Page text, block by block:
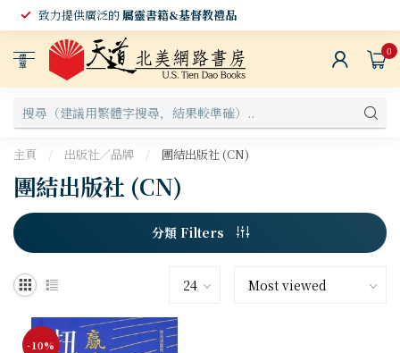
致力提供廣泛的屬靈書籍&基督教禮品
選
單
0
主頁 / 出版社／品牌 / 團結出版社 (CN)
團結出版社 (CN)
分類 Filters
-10%